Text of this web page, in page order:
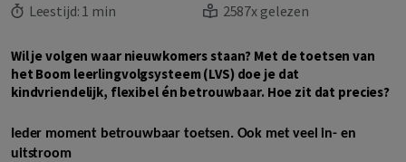
Leestijd: 1 min 2587x gelezen
Wil je volgen waar nieuwkomers staan? Met de toetsen van
het Boom leerlingvolgsysteem (LVS) doe je dat
kindvriendelijk, flexibel én betrouwbaar. Hoe zit dat precies?
Ieder moment betrouwbaar toetsen. Ook met veel in- en
uitstroom